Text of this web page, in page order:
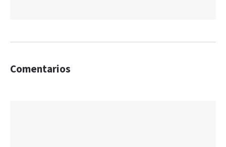
Comentarios